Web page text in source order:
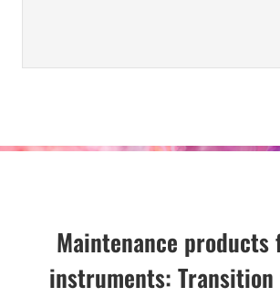
Maintenance products
instruments: